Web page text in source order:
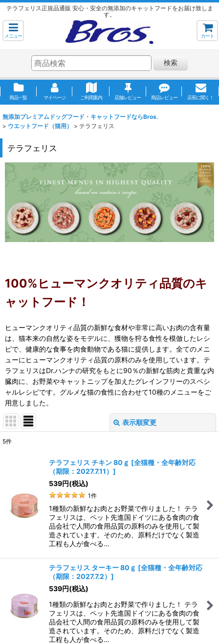
テラフェリス正規品通販 安心・安全の無添加のキャットフードをお届け致しま
す。
メニュー カート
検索
商品一覧 マイページ ご利用案内 店舗レビュー 商品レビュー 店長に聞く！
無添加プレミアムドッグフード・キャットフードならBros.
> ウエットフード（猫用） > テラフェリス
テラフェリス
100%ヒューマンクオリティ品質のキ
ャットフード！
ヒューマンクオリティ品質の新鮮な食材や非常に高いお肉の含有量
は、猫本来の自然な姿をモデルに、獲物を狩る食性を模倣したレシ
ピで、健康的な食事を肉食動物である猫に提供します。全てのメニ
ューにヒューマンクオリティ品質の原料のみを使用しています。テ
ラフェリスはDr.ハンナの研究をもとに90％の新鮮な筋肉と貴重な内
臓肉に、お野菜やキャットニップを加えたグレインフリーのスペシ
ャルレシピです。グルメな猫の食性に合わせて10種のメニューをご
用意しました。
表示順変更
5件
テラフェリス チキン 80ｇ [全猫種・全年齢対応
（期限：2027.7.11） ]
539円(税込)
1件
1種類の新鮮なお肉とお野菜で作りました！ テラ
フェリスは、ペット先進国ドイツにある食肉の食
品会社で人間の食用品質の原料のみを使用して製
造されています。そのため、原料だけでなく製造
工程も人が食べる…
テラフェリス ターキー 80ｇ [全猫種・全年齢対応
（期限：2027.7.2） ]
539円(税込)
1種類の新鮮なお肉とお野菜で作りました！ テラ
フェリスは、ペット先進国ドイツにある食肉の食
品会社で人間の食用品質の原料のみを使用して製
造されています。そのため、原料だけでなく製造
工程も人が食べる…